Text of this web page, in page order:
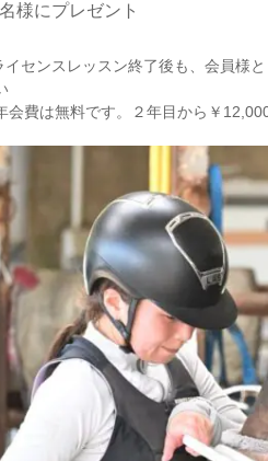
様にプレゼント
イセンスレッスン終了後も、会員様
会費は無料です。２年目から￥